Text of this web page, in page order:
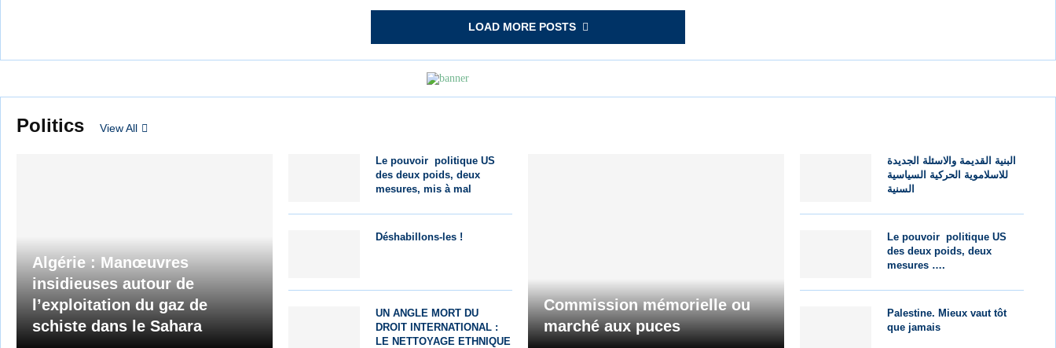
LOAD MORE POSTS
Politics View All
Algérie : Manœuvres
insidieuses autour de
l’exploitation du gaz de
schiste dans le Sahara
Le pouvoir politique US
des deux poids, deux
mesures, mis à mal
Déshabillons-les !
UN ANGLE MORT DU
DROIT INTERNATIONAL :
LE NETTOYAGE ETHNIQUE
Commission mémorielle ou
marché aux puces
البنية القديمة والاسئلة الجديدة
للاسلاموية الحركية السياسية
السنية
Le pouvoir politique US
des deux poids, deux
mesures ….
Palestine. Mieux vaut tôt
que jamais